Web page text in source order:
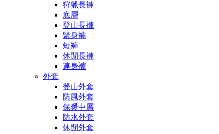
狩獵長褲
底層
登山長褲
緊身褲
短褲
休閒長褲
連身褲
外套
登山外套
防風外套
保暖中層
防水外套
休閒外套